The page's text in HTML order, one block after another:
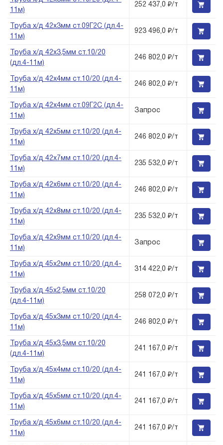
11м)
252 437,0 ₽/т
Труба х/д 42х3мм ст.09Г2С (дл.4-
11м)
923 496,0 ₽/т
Труба х/д 42х3,5мм ст.10/20
(дл.4-11м)
246 802,0 ₽/т
Труба х/д 42х4мм ст.10/20 (дл.4-
11м)
246 802,0 ₽/т
Труба х/д 42х4мм ст.09Г2С (дл.4-
11м)
Запрос
Труба х/д 42х5мм ст.10/20 (дл.4-
11м)
246 802,0 ₽/т
Труба х/д 42х7мм ст.10/20 (дл.4-
11м)
235 532,0 ₽/т
Труба х/д 42х6мм ст.10/20 (дл.4-
11м)
246 802,0 ₽/т
Труба х/д 42х8мм ст.10/20 (дл.4-
11м)
235 532,0 ₽/т
Труба х/д 42х9мм ст.10/20 (дл.4-
11м)
Запрос
Труба х/д 45х2мм ст.10/20 (дл.4-
11м)
314 422,0 ₽/т
Труба х/д 45х2,5мм ст.10/20
(дл.4-11м)
258 072,0 ₽/т
Труба х/д 45х3мм ст.10/20 (дл.4-
11м)
246 802,0 ₽/т
Труба х/д 45х3,5мм ст.10/20
(дл.4-11м)
241 167,0 ₽/т
Труба х/д 45х4мм ст.10/20 (дл.4-
11м)
241 167,0 ₽/т
Труба х/д 45х5мм ст.10/20 (дл.4-
11м)
241 167,0 ₽/т
Труба х/д 45х6мм ст.10/20 (дл.4-
11м)
241 167,0 ₽/т